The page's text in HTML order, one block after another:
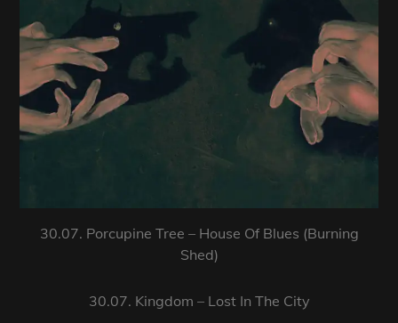
30.07. Porcupine Tree – House Of Blues (Burning
Shed)
30.07. Kingdom – Lost In The City